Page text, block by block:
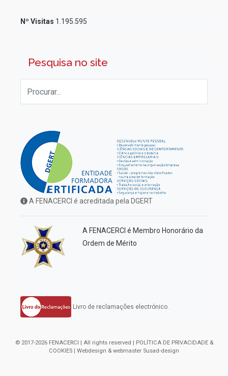
Nº Visitas 1.195.595
Pesquisa no site
A FENACERCI é acreditada pela DGERT
A FENACERCI é Membro Honorário da
Ordem de Mérito
Livro de reclamações electrónico.
© 2017-2026 FENACERCI | All rights reserved | POLÍTICA DE PRIVACIDADE &
COOKIES | Webdesign & webmaster Susad-design